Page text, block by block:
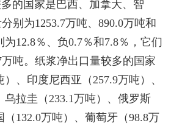
的国家是巴西、加拿大、智
别为1253.7万吨、890.0万吨和
12.8％、负0.7％和7.8％，它们
吨。纸浆净出口量较多的国家
、印度尼西亚（257.9万吨）、
乌拉圭（233.1万吨）、俄罗斯
（132.0万吨）、葡萄牙（98.8万